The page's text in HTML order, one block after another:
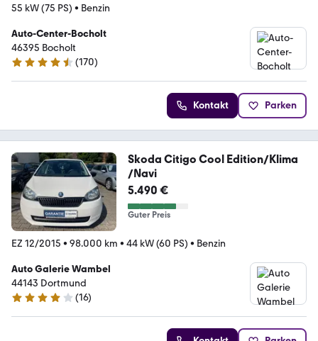
55 kW (75 PS) • Benzin
Auto-Center-Bocholt
46395 Bocholt
4.4 Sterne
(170)
Kontakt Parken
Skoda Citigo Cool Edition/Klima
/Navi
5.490 €
Guter Preis
EZ 12/2015 • 98.000 km • 44 kW (60 PS) • Benzin
Auto Galerie Wambel
44143 Dortmund
4.2 Sterne
(16)